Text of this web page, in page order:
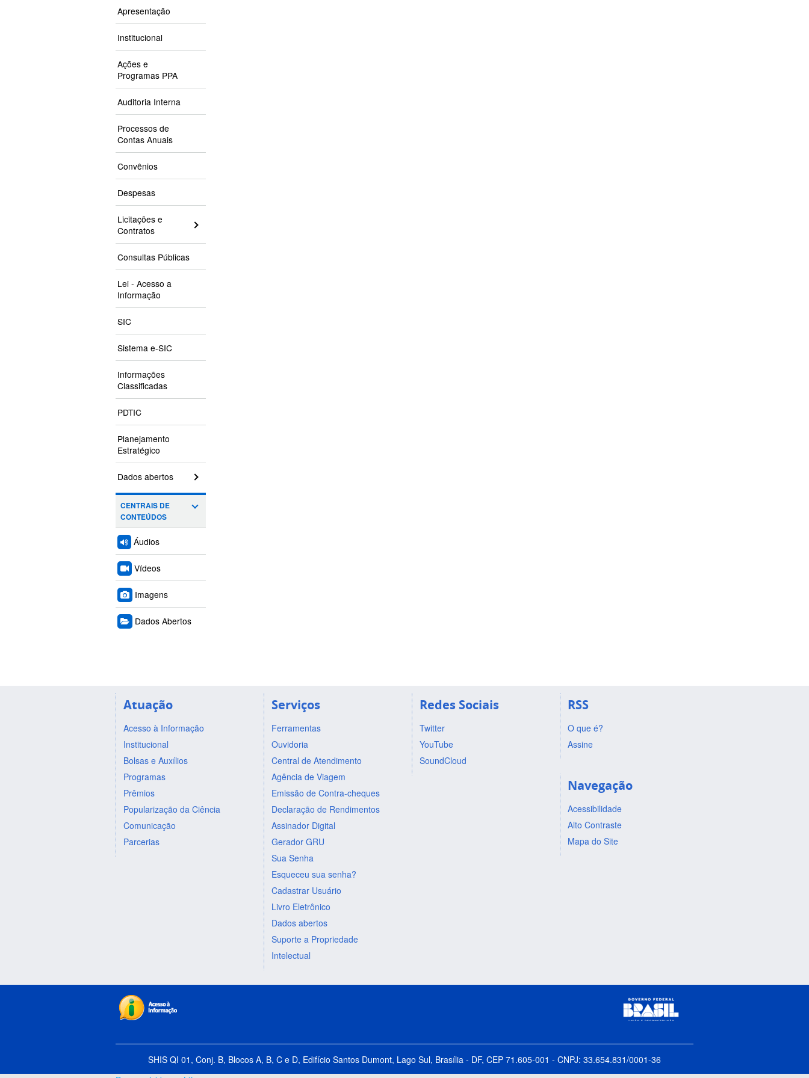
Apresentação
Institucional
Ações e
Programas PPA
Auditoria Interna
Processos de
Contas Anuais
Convênios
Despesas
Licitações e
Contratos
Consultas Públicas
Lei - Acesso a
Informação
SIC
Sistema e-SIC
Informações
Classificadas
PDTIC
Planejamento
Estratégico
Dados abertos
CENTRAIS DE
CONTEÚDOS
Áudios
Vídeos
Imagens
Dados Abertos
Atuação
Acesso à Informação
Institucional
Bolsas e Auxílios
Programas
Prêmios
Popularização da Ciência
Comunicação
Parcerias
Serviços
Ferramentas
Ouvidoria
Central de Atendimento
Agência de Viagem
Emissão de Contra-cheques
Declaração de Rendimentos
Assinador Digital
Gerador GRU
Sua Senha
Esqueceu sua senha?
Cadastrar Usuário
Livro Eletrônico
Dados abertos
Suporte a Propriedade
Intelectual
Redes Sociais
Twitter
YouTube
SoundCloud
RSS
O que é?
Assine
Navegação
Acessibilidade
Alto Contraste
Mapa do Site
SHIS QI 01, Conj. B, Blocos A, B, C e D, Edifício Santos Dumont, Lago Sul, Brasília - DF, CEP 71.605-001 - CNPJ: 33.654.831/0001-36